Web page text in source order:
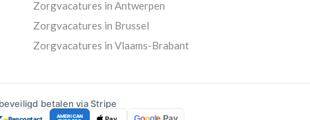
Zorgvacatures in Antwerpen
Zorgvacatures in Brussel
Zorgvacatures in Vlaams-Brabant
betalen via Stripe
AMERICAN